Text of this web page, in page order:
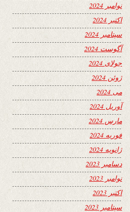
نوامبر 2024
اکتبر 2024
سپتامبر 2024
آگوست 2024
جولای 2024
ژوئن 2024
می 2024
آوریل 2024
مارس 2024
فوریه 2024
ژانویه 2024
دسامبر 2023
نوامبر 2023
اکتبر 2023
سپتامبر 2023